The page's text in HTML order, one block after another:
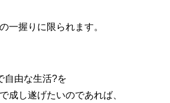
一握りに限られます。
自由な生活?を
成し遂げたいのであれば、